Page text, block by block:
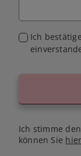
Ich
Ich stimme
können Sie hier